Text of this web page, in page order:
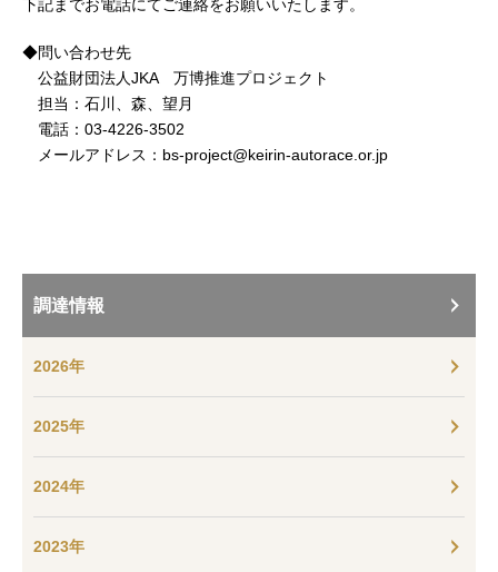
下記までお電話にてご連絡をお願いいたします。
◆問い合わせ先
公益財団法人JKA 万博推進プロジェクト
担当：石川、森、望月
電話：03-4226-3502
メールアドレス：bs-project@keirin-autorace.or.jp
調達情報
2026年
2025年
2024年
2023年